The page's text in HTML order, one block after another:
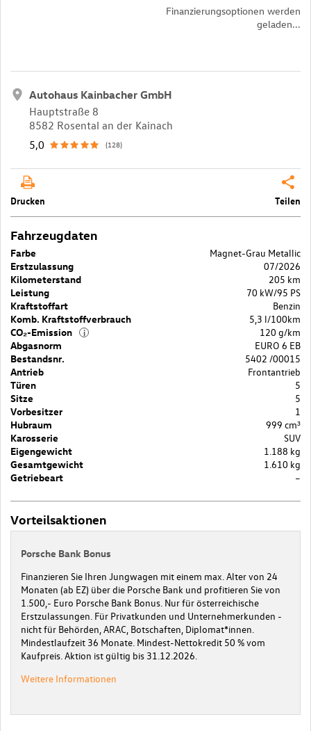
Finanzierungsoptionen werden
geladen...
Autohaus Kainbacher GmbH
Hauptstraße 8
8582 Rosental an der Kainach
5,0
(128)
Drucken Teilen
Fahrzeugdaten
Farbe
Magnet-Grau Metallic
Erstzulassung
07/2026
Kilometerstand
205 km
Leistung
70 kW/95 PS
Kraftstoffart
Benzin
Komb. Kraftstoffverbrauch
5,3 l/100km
CO₂-Emission
i
120 g/km
Abgasnorm
EURO 6 EB
Bestandsnr.
5402 /00015
Antrieb
Frontantrieb
Türen
5
Sitze
5
Vorbesitzer
1
Hubraum
999 cm³
Karosserie
SUV
Eigengewicht
1.188 kg
Gesamtgewicht
1.610 kg
Getriebeart
–
Vorteilsaktionen
Porsche Bank Bonus
Finanzieren Sie Ihren Jungwagen mit einem max. Alter von 24
Monaten (ab EZ) über die Porsche Bank und profitieren Sie von
1.500,- Euro Porsche Bank Bonus. Nur für österreichische
Erstzulassungen. Für Privatkunden und Unternehmerkunden -
nicht für Behörden, ARAC, Botschaften, Diplomat*innen.
Mindestlaufzeit 36 Monate. Mindest-Nettokredit 50 % vom
Kaufpreis. Aktion ist gültig bis 31.12.2026.
Weitere Informationen